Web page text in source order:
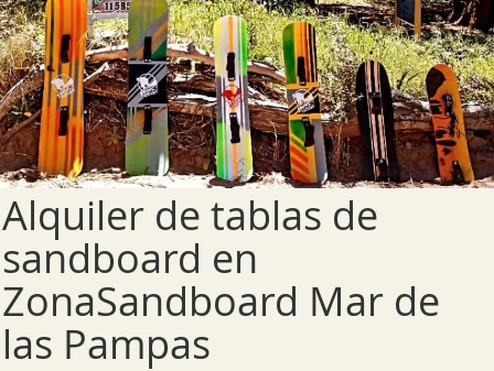
Alquiler de tablas de
sandboard en
ZonaSandboard Mar de
las Pampas